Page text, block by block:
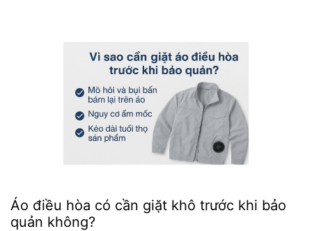
Áo điều hòa có cần giặt khô trước khi bảo
quản không?